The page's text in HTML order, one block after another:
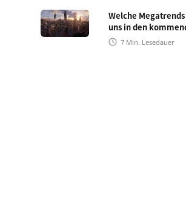
Welche
uns in den
7 Min. Lesedauer